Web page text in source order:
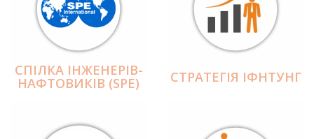
СПІЛКА ІНЖЕНЕРІВ-
НАФТОВИКІВ (SPE) СТРАТЕГІЯ ІФНТУНГ